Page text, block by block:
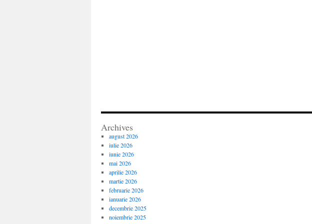
Archives
august 2026
iulie 2026
iunie 2026
mai 2026
aprilie 2026
martie 2026
februarie 2026
ianuarie 2026
decembrie 2025
noiembrie 2025